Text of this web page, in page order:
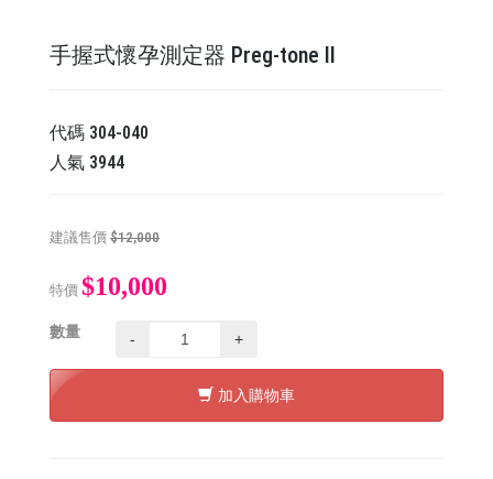
手握式懷孕測定器 Preg-tone II
代碼 304-040
人氣 3944
建議售價 $12,000
特價 $10,000
數量 - +
加入購物車